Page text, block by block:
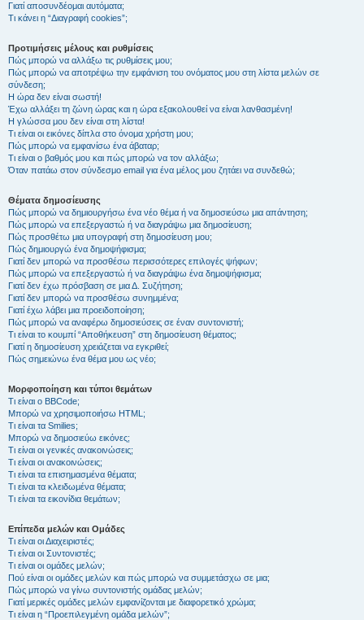
Γιατί αποσυνδέομαι αυτόματα;
Τι κάνει η “Διαγραφή cookies”;
Προτιμήσεις μέλους και ρυθμίσεις
Πώς μπορώ να αλλάξω τις ρυθμίσεις μου;
Πώς μπορώ να αποτρέψω την εμφάνιση του ονόματος μου στη λίστα μελών σε
σύνδεση;
Η ώρα δεν είναι σωστή!
Έχω αλλάξει τη ζώνη ώρας και η ώρα εξακολουθεί να είναι λανθασμένη!
Η γλώσσα μου δεν είναι στη λίστα!
Τι είναι οι εικόνες δίπλα στο όνομα χρήστη μου;
Πώς μπορώ να εμφανίσω ένα άβαταρ;
Τι είναι ο βαθμός μου και πώς μπορώ να τον αλλάξω;
Όταν πατάω στον σύνδεσμο email για ένα μέλος μου ζητάει να συνδεθώ;
Θέματα δημοσίευσης
Πώς μπορώ να δημιουργήσω ένα νέο θέμα ή να δημοσιεύσω μια απάντηση;
Πώς μπορώ να επεξεργαστώ ή να διαγράψω μια δημοσίευση;
Πώς προσθέτω μια υπογραφή στη δημοσίευση μου;
Πώς δημιουργώ ένα δημοψήφισμα;
Γιατί δεν μπορώ να προσθέσω περισσότερες επιλογές ψήφων;
Πώς μπορώ να επεξεργαστώ ή να διαγράψω ένα δημοψήφισμα;
Γιατί δεν έχω πρόσβαση σε μια Δ. Συζήτηση;
Γιατί δεν μπορώ να προσθέσω συνημμένα;
Γιατί έχω λάβει μια προειδοποίηση;
Πώς μπορώ να αναφέρω δημοσιεύσεις σε έναν συντονιστή;
Τι είναι το κουμπί “Αποθήκευση” στη δημοσίευση θέματος;
Γιατί η δημοσίευση χρειάζεται να εγκριθεί;
Πώς σημειώνω ένα θέμα μου ως νέο;
Μορφοποίηση και τύποι θεμάτων
Τι είναι ο BBCode;
Μπορώ να χρησιμοποιήσω HTML;
Τι είναι τα Smilies;
Μπορώ να δημοσιεύω εικόνες;
Τι είναι οι γενικές ανακοινώσεις;
Τι είναι οι ανακοινώσεις;
Τι είναι τα επισημασμένα θέματα;
Τι είναι τα κλειδωμένα θέματα;
Τι είναι τα εικονίδια θεμάτων;
Επίπεδα μελών και Ομάδες
Τι είναι οι Διαχειριστές;
Τι είναι οι Συντονιστές;
Τι είναι οι ομάδες μελών;
Πού είναι οι ομάδες μελών και πώς μπορώ να συμμετάσχω σε μια;
Πώς μπορώ να γίνω συντονιστής ομάδας μελών;
Γιατί μερικές ομάδες μελών εμφανίζονται με διαφορετικό χρώμα;
Τι είναι η “Προεπιλεγμένη ομάδα μελών”;